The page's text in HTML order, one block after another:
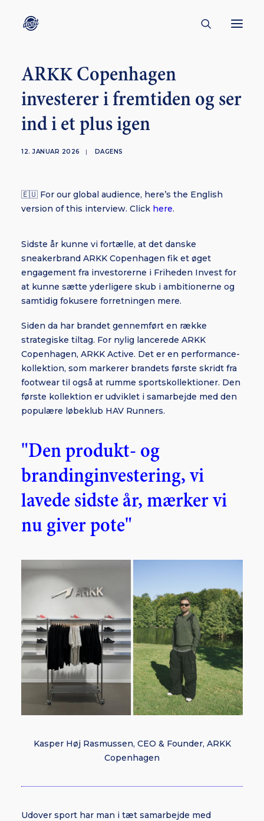
CONTACT
ABOUT
ENGLISH
BORNHOLM
SUBSCRIBE
ARKK Copenhagen
investerer i fremtiden og ser
ind i et plus igen
12. JANUAR 2026 | DAGENS
🇪🇺 For our global audience, here’s the English
version of this interview. Click here.
Sidste år kunne vi fortælle, at det danske
sneakerbrand ARKK Copenhagen fik et øget
engagement fra investorerne i Friheden Invest for
at kunne sætte yderligere skub i ambitionerne og
samtidig fokusere forretningen mere.
Siden da har brandet gennemført en række
strategiske tiltag. For nylig lancerede ARKK
Copenhagen, ARKK Active. Det er en performance-
kollektion, som markerer brandets første skridt fra
footwear til også at rumme sportskollektioner. Den
første kollektion er udviklet i samarbejde med den
populære løbeklub HAV Runners.
"Den produkt- og
brandinginvestering, vi
lavede sidste år, mærker vi
nu giver pote"
Kasper Høj Rasmussen, CEO & Founder, ARKK
Copenhagen
Udover sport har man i tæt samarbejde med